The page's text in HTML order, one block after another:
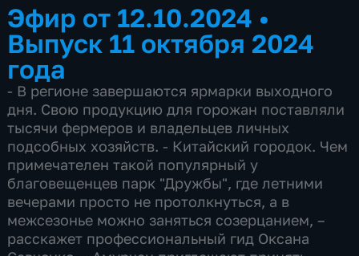
Эфир от 12.10.2024 •
Выпуск 11 октября 2024
года
- В регионе завершаются ярмарки выходного
дня. Свою продукцию для горожан поставляли
тысячи фермеров и владельцев личных
подсобных хозяйств. - Китайский городок. Чем
примечателен такой популярный у
благовещенцев парк "Дружбы", где летними
вечерами просто не протолкнуться, а в
межсезонье можно заняться созерцанием, –
расскажет профессиональный гид Оксана